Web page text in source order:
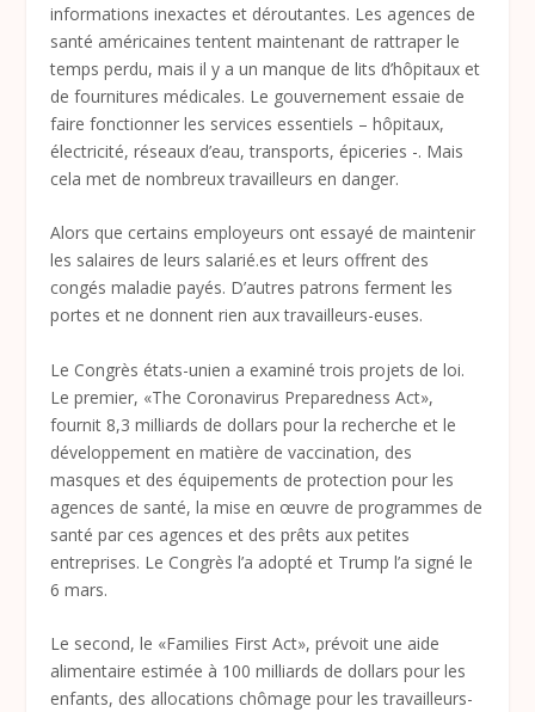
informations inexactes et déroutantes. Les agences de
santé américaines tentent maintenant de rattraper le
temps perdu, mais il y a un manque de lits d’hôpitaux et
de fournitures médicales. Le gouvernement essaie de
faire fonctionner les services essentiels – hôpitaux,
électricité, réseaux d’eau, transports, épiceries -. Mais
cela met de nombreux travailleurs en danger.
Alors que certains employeurs ont essayé de maintenir
les salaires de leurs salarié.es et leurs offrent des
congés maladie payés. D’autres patrons ferment les
portes et ne donnent rien aux travailleurs-euses.
Le Congrès états-unien a examiné trois projets de loi.
Le premier, «The Coronavirus Preparedness Act»,
fournit 8,3 milliards de dollars pour la recherche et le
développement en matière de vaccination, des
masques et des équipements de protection pour les
agences de santé, la mise en œuvre de programmes de
santé par ces agences et des prêts aux petites
entreprises. Le Congrès l’a adopté et Trump l’a signé le
6 mars.
Le second, le «Families First Act», prévoit une aide
alimentaire estimée à 100 milliards de dollars pour les
enfants, des allocations chômage pour les travailleurs-